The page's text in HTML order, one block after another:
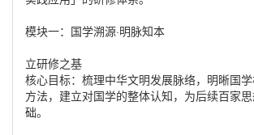
模块一：国学溯源·明脉知本
立研修之基
核心目标：梳理中华文明发展脉络，明晰国
方法，建立对国学的整体认知，为后续百家
础。